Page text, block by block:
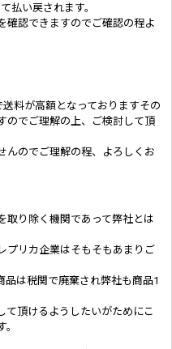
払い戻されます。
確認できますのでご確認の程よ
料が高額となっておりますその
のでご理解の上、ご検討して頂
んのでご理解の程、よろしくお
取り除く機関であって弊社とは
プリカ企業はそもそもあまりご
品は税関で廃棄され弊社も商品1
て頂けるようしたいがためにこ